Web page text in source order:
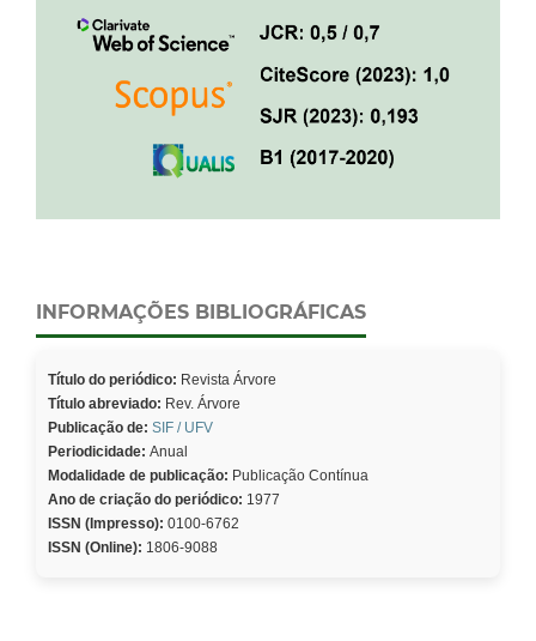
INFORMAÇÕES BIBLIOGRÁFICAS
Título do periódico: Revista Árvore
Título abreviado: Rev. Árvore
Publicação de: SIF / UFV
Periodicidade: Anual
Modalidade de publicação: Publicação Contínua
Ano de criação do periódico: 1977
ISSN (Impresso): 0100-6762
ISSN (Online): 1806-9088